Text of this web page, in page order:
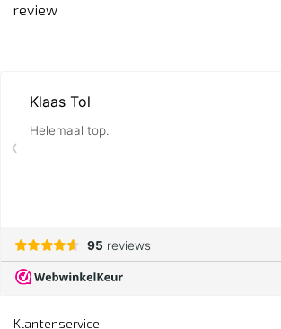
review
Klantenservice